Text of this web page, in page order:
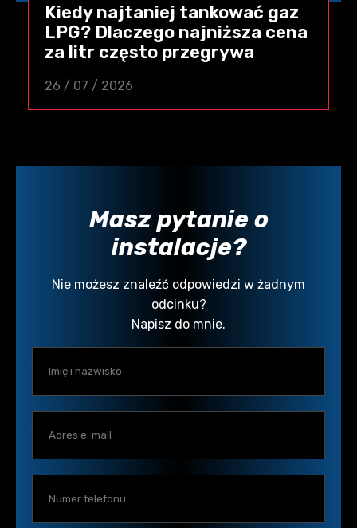
Kiedy najtaniej tankować gaz
LPG? Dlaczego najniższa cena
za litr często przegrywa
26 / 07 / 2026
Masz pytanie o
instalacje?
Nie możesz znaleźć odpowiedzi w żadnym
odcinku?
Napisz do mnie.